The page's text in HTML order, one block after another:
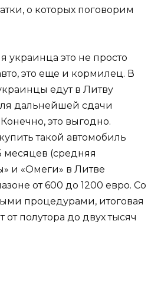
о которых поговорим
украинца это не просто
это еще и кормилец. В
едут в Литву
дальнейшей сдачи
это выгодно.
такой автомобиль
месяцев (средняя
и «Омеги» в Литве
от 600 до 1200 евро. Со
процедурами, итоговая
от полутора до двух тысяч